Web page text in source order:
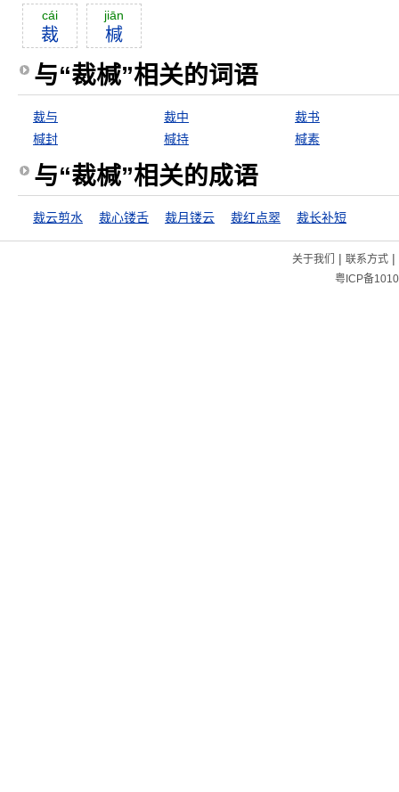
cái
裁
jiān
椷
与“裁椷”相关的词语
裁与 裁中
裁书
椷封
椷持 椷素
与“裁椷”相关的成语
裁云剪水 裁心镂舌 裁月镂云 裁红点翠 裁长补短
关于我们 | 联系方式|
粤ICP备